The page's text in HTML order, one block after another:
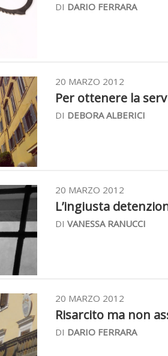
DI DARIO FERRARA
20 MARZO 2012
Per ottenere la
DI DEBORA ALBERICI
20 MARZO 2012
L’ingiusta
DI VANESSA RANUCCI
20 MARZO 2012
Risarcito ma non
DI DARIO FERRARA